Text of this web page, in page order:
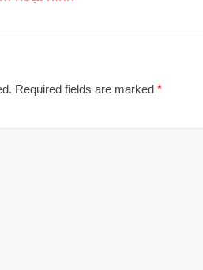
Required fields are marked *